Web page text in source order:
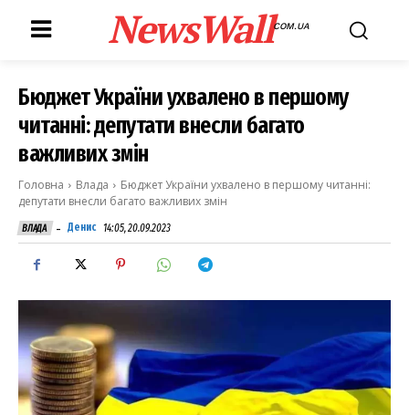
NewsWallCOM.UA
Бюджет України ухвалено в першому
читанні: депутати внесли багато
важливих змін
Головна Влада
Бюджет України ухвалено в першому читанні:
депутати внесли багато важливих змін
ВЛАДА - Денис 14:05, 20.09.2023